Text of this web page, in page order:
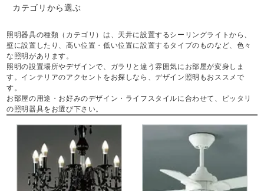
カテゴリから選ぶ
照明器具の種類（カテゴリ）は、天井に設置するシーリングライトから、
壁に設置したり、高い位置・低い位置に設置するタイプのものなど、色々
な照明があります。
照明の設置場所やデザインで、ガラリと違う雰囲気にお部屋が変身しま
す。インテリアのアクセントをお探しなら、デザイン照明もおススメで
す。
お部屋の用途・お好みのデザイン・ライフスタイルに合わせて、ピッタリ
の照明器具をお選び下さい。